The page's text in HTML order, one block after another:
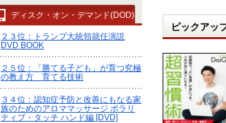
ピックアッ
ディスク・オン・デマンド(DOD)
２３位：トランプ大統領就任演説
DVD BOOK
２５位：「勝てる子ども」が育つ究極
の教え方 育てる技術
３４位：認知症予防と改善にもなる家
族のためのアロママッサージ ポラリ
ティブ・タッチ ハンド編 [DVD]